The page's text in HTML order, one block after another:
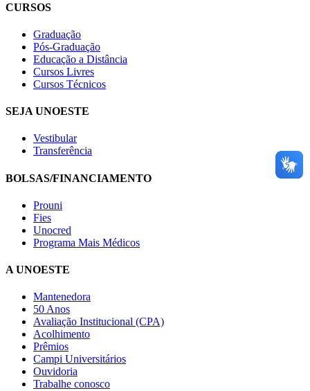
CURSOS
Graduação
Pós-Graduação
Educação a Distância
Cursos Livres
Cursos Técnicos
SEJA UNOESTE
Vestibular
Transferência
BOLSAS/FINANCIAMENTO
Prouni
Fies
Unocred
Programa Mais Médicos
A UNOESTE
Mantenedora
50 Anos
Avaliação Institucional (CPA)
Acolhimento
Prêmios
Campi Universitários
Ouvidoria
Trabalhe conosco